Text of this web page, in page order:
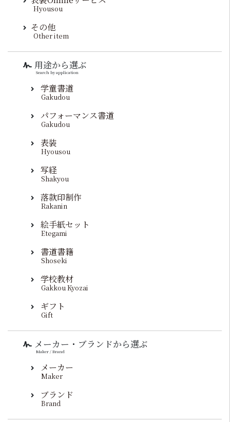
Hyousou
その他
Other item
用途から選ぶ
Search by application
学童書道
Gakudou
パフォーマンス書道
Gakudou
表装
Hyousou
写経
Shakyou
落款印制作
Rakanin
絵手紙セット
Etegami
書道書籍
Shoseki
学校教材
Gakkou Kyozai
ギフト
Gift
メーカー・ブランドから選ぶ
Maker / Brand
メーカー
Maker
ブランド
Brand